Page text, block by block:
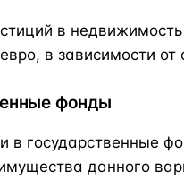
в
в зависимости от
фонды
в государственные
данного